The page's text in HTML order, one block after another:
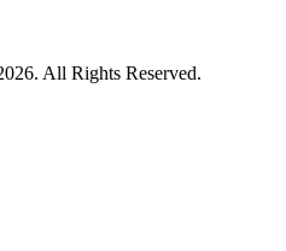
All Rights Reserved.